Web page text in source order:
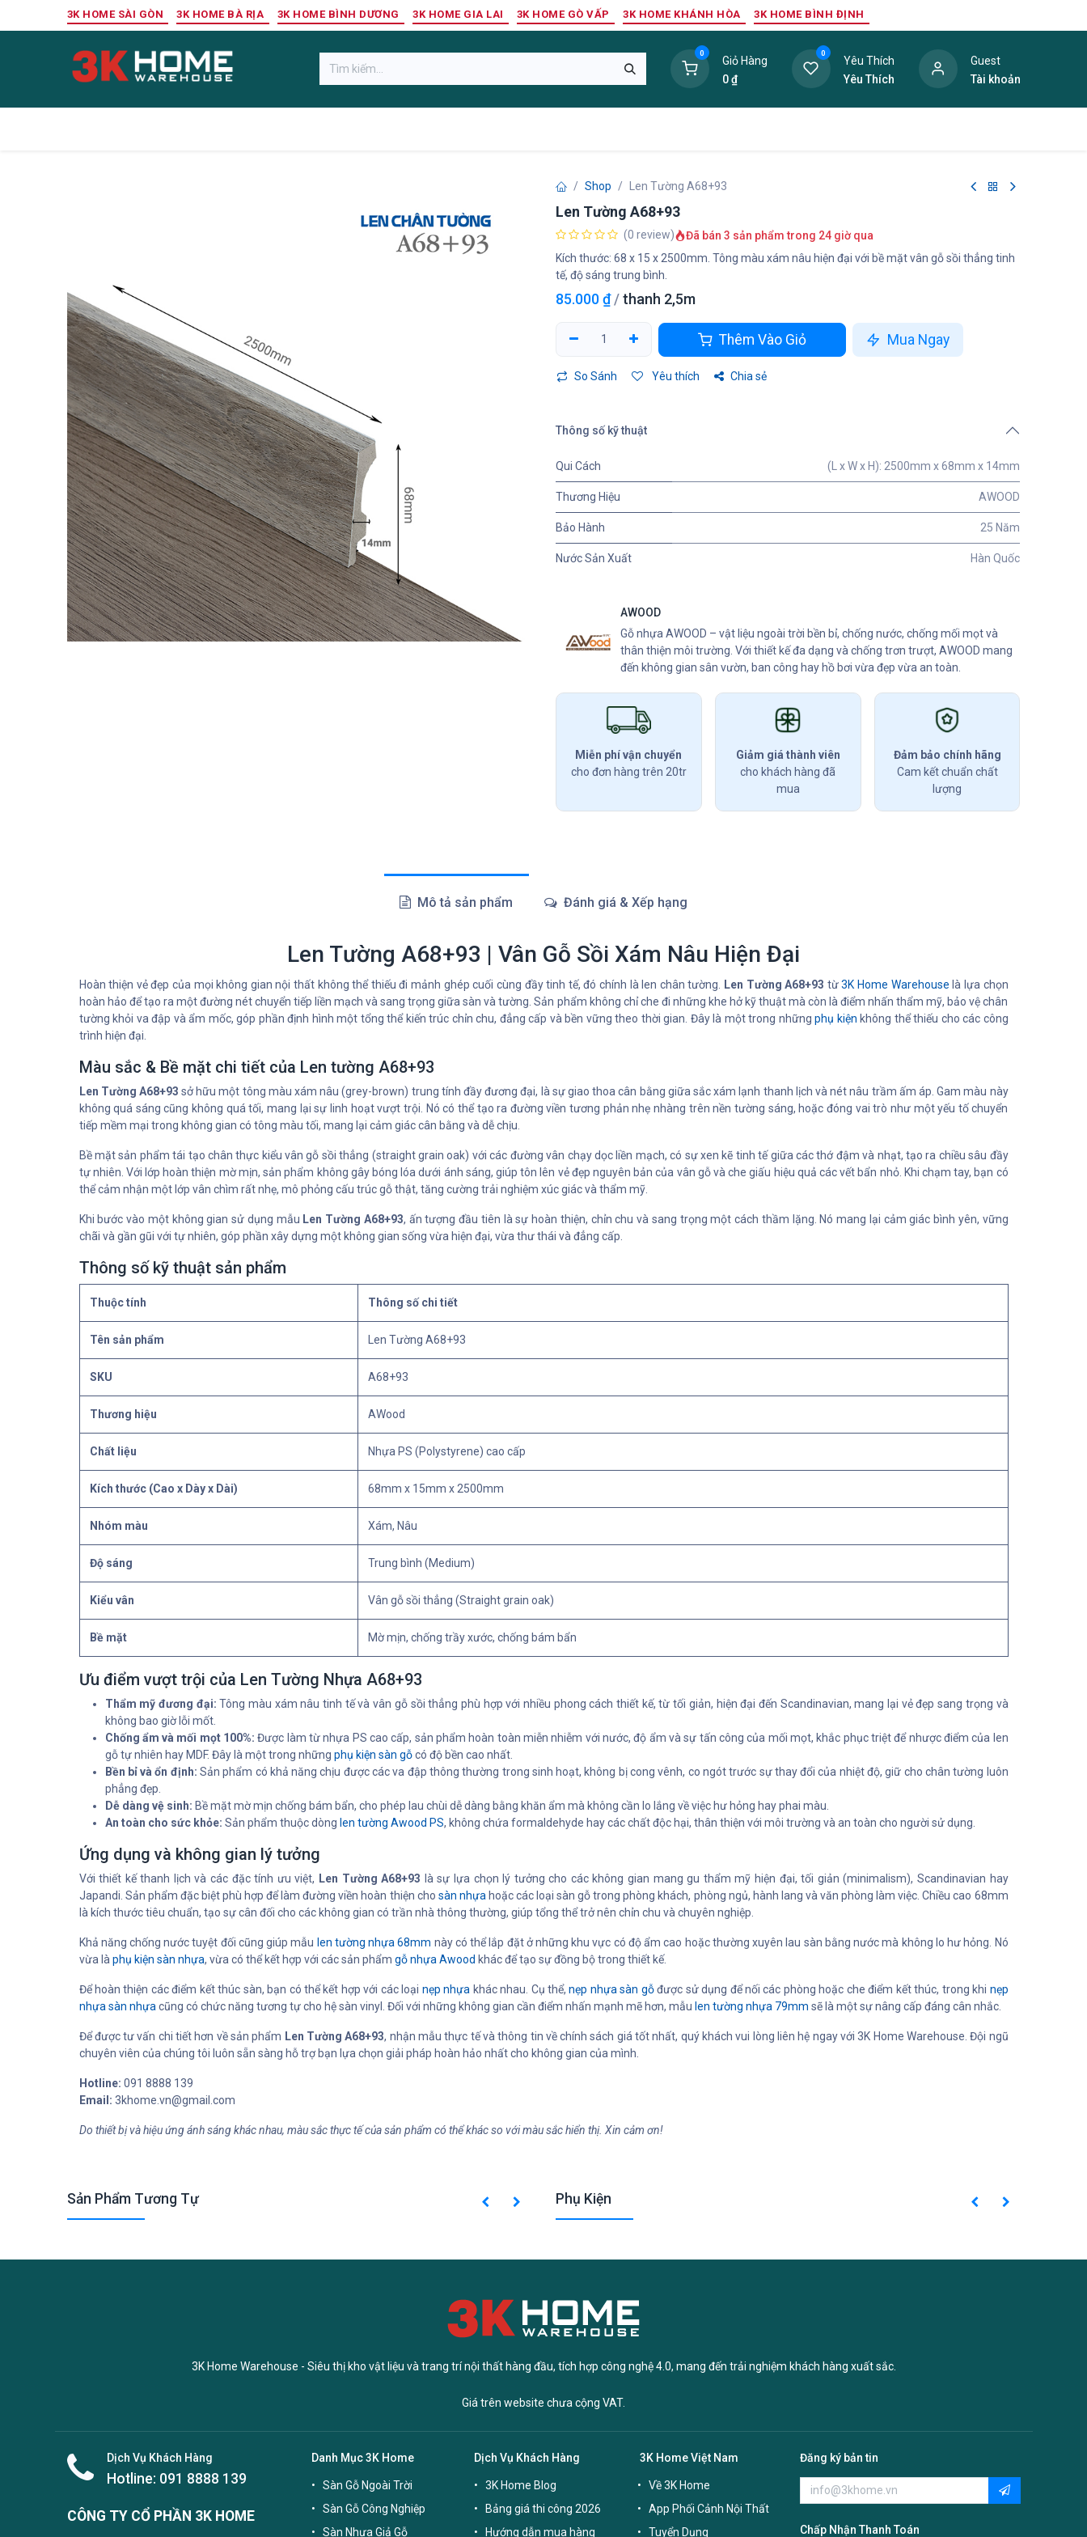
3K HOME SÀI GÒN 3K HOME BÀ RỊA 3K HOME BÌNH DƯƠNG 3K HOME GIA LAI 3K HOME GÒ VẤP 3K HOME KHÁNH HÒA 3K HOME BÌNH ĐỊNH
0
Giỏ Hàng
0₫
0
Yêu Thích
Yêu Thích
Guest
Tài khoản
Shop Len Tường A68+93
Len Tường A68+93
(0 review)
Đã bán 3 sản phẩm trong 24 giờ qua
Kích thước: 68 x 15 x 2500mm. Tông màu xám nâu hiện đại với bề mặt vân gỗ sồi thẳng tinh
tế, độ sáng trung bình.
85.000₫ /thanh 2,5m
Thêm Vào Giỏ Mua Ngay
So Sánh Yêu thích Chia sẻ
Thông số kỹ thuật
Qui Cách (L x W x H): 2500mm x 68mm x 14mm
Thương Hiệu AWOOD
Bảo Hành 25 Năm
Nước Sản Xuất Hàn Quốc
AWOOD
Gỗ nhựa AWOOD – vật liệu ngoài trời bền bỉ, chống nước, chống mối mọt và
thân thiện môi trường. Với thiết kế đa dạng và chống trơn trượt, AWOOD mang
đến không gian sân vườn, ban công hay hồ bơi vừa đẹp vừa an toàn.
Miễn phí vận chuyển
cho đơn hàng trên 20tr
Giảm giá thành viên
cho khách hàng đã
mua
Đảm bảo chính hãng
Cam kết chuẩn chất
lượng
Mô tả sản phẩm Đánh giá & Xếp hạng
Len Tường A68+93 | Vân Gỗ Sồi Xám Nâu Hiện Đại
Hoàn thiện vẻ đẹp của mọi không gian nội thất không thể thiếu đi mảnh ghép cuối cùng đầy tinh tế, đó chính là len chân tường. Len Tường A68+93 từ3K Home Warehouse là lựa chọn
hoàn hảo để tạo ra một đường nét chuyển tiếp liền mạch và sang trọng giữa sàn và tường. Sản phẩm không chỉ che đi những khe hở kỹ thuật mà còn là điểm nhấn thẩm mỹ, bảo vệ chân
tường khỏi va đập và ẩm mốc, góp phần định hình một tổng thể kiến trúc chỉn chu, đẳng cấp và bền vững theo thời gian. Đây là một trong những phụ kiện không thể thiếu cho các công
trình hiện đại.
Màu sắc & Bề mặt chi tiết của Len tường A68+93
Len Tường A68+93 sở hữu một tông màu xám nâu (grey-brown) trung tính đầy đương đại, là sự giao thoa cân bằng giữa sắc xám lạnh thanh lịch và nét nâu trầm ấm áp. Gam màu này
không quá sáng cũng không quá tối, mang lại sự linh hoạt vượt trội. Nó có thể tạo ra đường viền tương phản nhẹ nhàng trên nền tường sáng, hoặc đóng vai trò như một yếu tố chuyển
tiếp mềm mại trong không gian có tông màu tối, mang lại cảm giác cân bằng và dễ chịu.
Bề mặt sản phẩm tái tạo chân thực kiểu vân gỗ sồi thẳng (straight grain oak) với các đường vân chạy dọc liền mạch, có sự xen kẽ tinh tế giữa các thớ đậm và nhạt, tạo ra chiều sâu đầy
tự nhiên. Với lớp hoàn thiện mờ mịn, sản phẩm không gây bóng lóa dưới ánh sáng, giúp tôn lên vẻ đẹp nguyên bản của vân gỗ và che giấu hiệu quả các vết bẩn nhỏ. Khi chạm tay, bạn có
thể cảm nhận một lớp vân chìm rất nhẹ, mô phỏng cấu trúc gỗ thật, tăng cường trải nghiệm xúc giác và thẩm mỹ.
Khi bước vào một không gian sử dụng mẫu Len Tường A68+93, ấn tượng đầu tiên là sự hoàn thiện, chỉn chu và sang trọng một cách thầm lặng. Nó mang lại cảm giác bình yên, vững
chãi và gần gũi với tự nhiên, góp phần xây dựng một không gian sống vừa hiện đại, vừa thư thái và đẳng cấp.
Thông số kỹ thuật sản phẩm
Thuộc tính Thông số chi tiết
Tên sản phẩm Len Tường A68+93
SKU A68+93
Thương hiệu AWood
Chất liệu Nhựa PS (Polystyrene) cao cấp
Kích thước (Cao x Dày x Dài) 68mm x 15mm x 2500mm
Nhóm màu Xám, Nâu
Độ sáng Trung bình (Medium)
Kiểu vân Vân gỗ sồi thẳng (Straight grain oak)
Bề mặt Mờ mịn, chống trầy xước, chống bám bẩn
Ưu điểm vượt trội của Len Tường Nhựa A68+93
Thẩm mỹ đương đại: Tông màu xám nâu tinh tế và vân gỗ sồi thẳng phù hợp với nhiều phong cách thiết kế, từ tối giản, hiện đại đến Scandinavian, mang lại vẻ đẹp sang trọng và
không bao giờ lỗi mốt.
Chống ẩm và mối mọt 100%: Được làm từ nhựa PS cao cấp, sản phẩm hoàn toàn miễn nhiễm với nước, độ ẩm và sự tấn công của mối mọt, khắc phục triệt để nhược điểm của len
gỗ tự nhiên hay MDF. Đây là một trong những phụ kiện sàn gỗcó độ bền cao nhất.
Bền bỉ và ổn định: Sản phẩm có khả năng chịu được các va đập thông thường trong sinh hoạt, không bị cong vênh, co ngót trước sự thay đổi của nhiệt độ, giữ cho chân tường luôn
phẳng đẹp.
Dễ dàng vệ sinh: Bề mặt mờ mịn chống bám bẩn, cho phép lau chùi dễ dàng bằng khăn ẩm mà không cần lo lắng về việc hư hỏng hay phai màu.
An toàn cho sức khỏe: Sản phẩm thuộc dòng len tường Awood PS, không chứa formaldehyde hay các chất độc hại, thân thiện với môi trường và an toàn cho người sử dụng.
Ứng dụng và không gian lý tưởng
Với thiết kế thanh lịch và các đặc tính ưu việt, Len Tường A68+93 là sự lựa chọn lý tưởng cho các không gian mang gu thẩm mỹ hiện đại, tối giản (minimalism), Scandinavian hay
Japandi. Sản phẩm đặc biệt phù hợp để làm đường viền hoàn thiện cho sàn nhựa hoặc các loại sàn gỗ trong phòng khách, phòng ngủ, hành lang và văn phòng làm việc. Chiều cao 68mm
là kích thước tiêu chuẩn, tạo sự cân đối cho các không gian có trần nhà thông thường, giúp tổng thể trở nên chỉn chu và chuyên nghiệp.
Khả năng chống nước tuyệt đối cũng giúp mẫu len tường nhựa 68mm này có thể lắp đặt ở những khu vực có độ ẩm cao hoặc thường xuyên lau sàn bằng nước mà không lo hư hỏng. Nó
vừa là phụ kiện sàn nhựa, vừa có thể kết hợp với các sản phẩm gỗ nhựa Awood khác để tạo sự đồng bộ trong thiết kế.
Để hoàn thiện các điểm kết thúc sàn, bạn có thể kết hợp với các loại nẹp nhựa khác nhau. Cụ thể,nẹp nhựa sàn gỗđược sử dụng để nối các phòng hoặc che điểm kết thúc, trong khi nẹp
nhựa sàn nhựa cũng có chức năng tương tự cho hệ sàn vinyl. Đối với những không gian cần điểm nhấn mạnh mẽ hơn, mẫu len tường nhựa 79mm sẽ là một sự nâng cấp đáng cân nhắc.
Để được tư vấn chi tiết hơn về sản phẩm Len Tường A68+93, nhận mẫu thực tế và thông tin về chính sách giá tốt nhất, quý khách vui lòng liên hệ ngay với 3K Home Warehouse. Đội ngũ
chuyên viên của chúng tôi luôn sẵn sàng hỗ trợ bạn lựa chọn giải pháp hoàn hảo nhất cho không gian của mình.
Hotline: 091 8888 139
Email: 3khome.vn@gmail.com
Do thiết bị và hiệu ứng ánh sáng khác nhau, màu sắc thực tế của sản phẩm có thể khác so với màu sắc hiển thị. Xin cảm ơn!
Sản Phẩm Tương Tự Phụ Kiện
3K Home Warehouse - Siêu thị kho vật liệu và trang trí nội thất hàng đầu, tích hợp công nghệ 4.0, mang đến trải nghiệm khách hàng xuất sắc.
Giá trên website chưa cộng VAT.
Dịch Vụ Khách Hàng
Hotline: 091 8888 139
CÔNG TY CỔ PHẦN 3K HOME
Danh Mục 3K Home
Sàn Gỗ Ngoài Trời
Sàn Gỗ Công Nghiệp
Sàn Nhựa Giả Gỗ
Dịch Vụ Khách Hàng
3K Home Blog
Bảng giá thi công 2026
Hướng dẫn mua hàng
3K Home Việt Nam
Về 3K Home
App Phối Cảnh Nội Thất
Tuyển Dụng
Đăng ký bản tin
Chấp Nhận Thanh Toán